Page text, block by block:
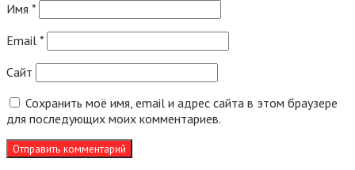
Имя *
Email *
Сайт
Сохранить моё имя, email и адрес сайта в этом браузере
для последующих моих комментариев.